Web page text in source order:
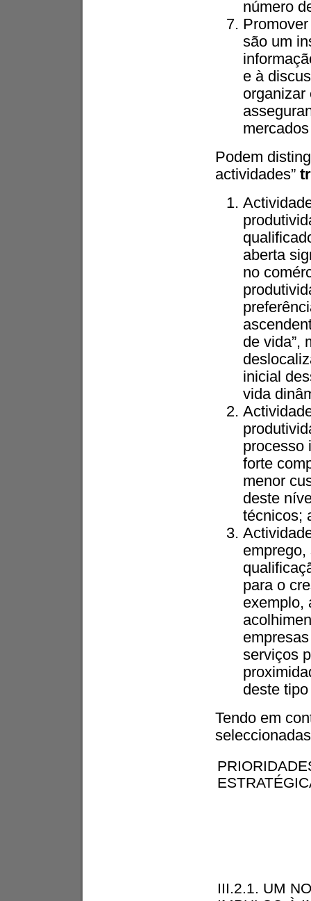
número
são um
e à
organizar
Podem
actividades”
aberta
no
de vida”,
inicial
vida
processo
forte
menor
deste
técnicos;
para o
exemplo,
serviços
deste
Tendo em
III.2.1. UM